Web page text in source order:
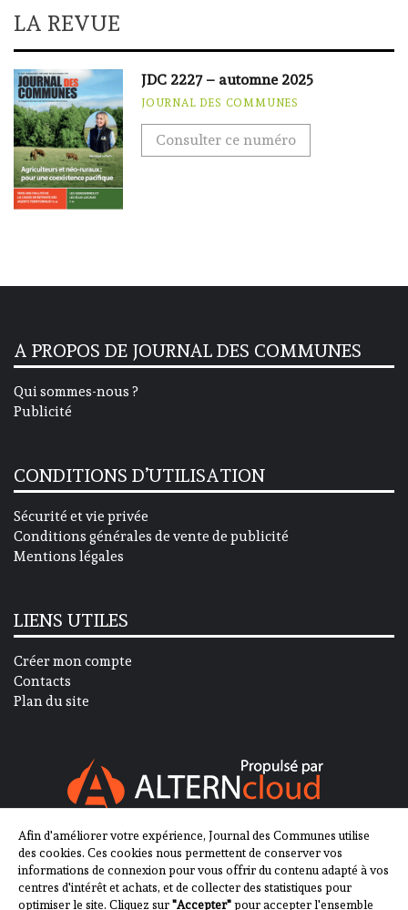
LA REVUE
JDC 2227 – automne 2025
JOURNAL DES COMMUNES
Consulter ce numéro
A PROPOS DE JOURNAL DES COMMUNES
Qui sommes-nous ?
Publicité
CONDITIONS D’UTILISATION
Sécurité et vie privée
Conditions générales de vente de publicité
Mentions légales
LIENS UTILES
Créer mon compte
Contacts
Plan du site
SUIVEZ-NOUS SUR
Afin d'améliorer votre expérience, Journal des Communes utilise
des cookies. Ces cookies nous permettent de conserver vos
informations de connexion pour vous offrir du contenu adapté à vos
centres d'intérêt et achats, et de collecter des statistiques pour
optimiser le site. Cliquez sur"Accepter"pour accepter l'ensemble